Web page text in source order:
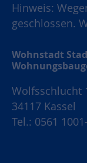
Hinweis:
geschlossen.
Wohnstadt
Wolfsschlucht
34117 Kassel
Tel.: 0561